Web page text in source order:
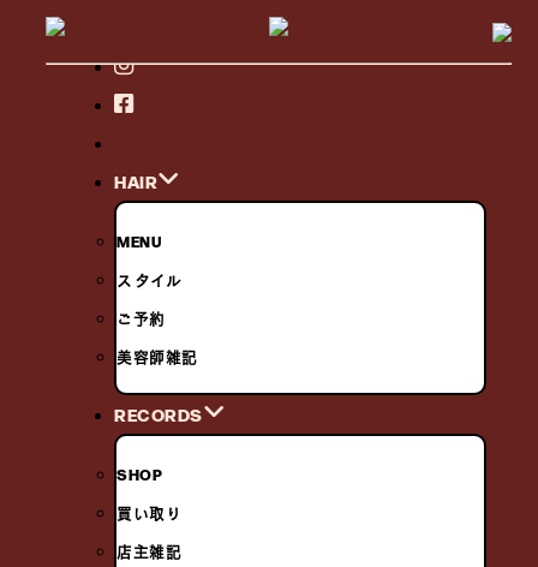
HAIR
MENU
スタイル
ご予約
美容師雑記
RECORDS
SHOP
買い取り
店主雑記